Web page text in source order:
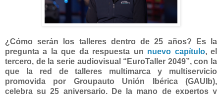
¿Cómo serán los talleres dentro de 25 años? Es la
pregunta a la que da respuesta un nuevo capítulo, el
tercero, de la serie audiovisual “EuroTaller 2049”, con la
que la red de talleres multimarca y multiservicio
promovida por Groupauto Unión Ibérica (GAUIb),
celebra su 25 aniversario. De la mano de expertos y